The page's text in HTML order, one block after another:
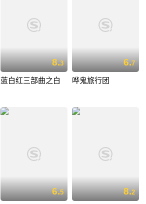
8.3
蓝白红三部曲之白
6.7
哗鬼旅行团
6.5 8.2